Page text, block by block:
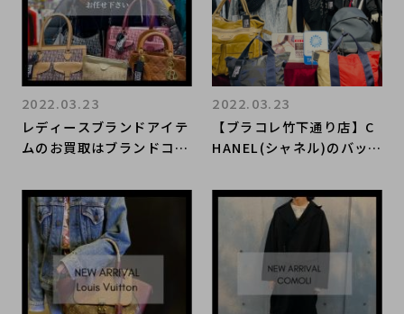
レディースブランドアイテ
ムのお買取はブランドコレ
2022.03.23
【ブラコレ竹下通り店】C
HANEL(シャネル)のバッグ
クト原宿竹下通り店まで
2022.03.23